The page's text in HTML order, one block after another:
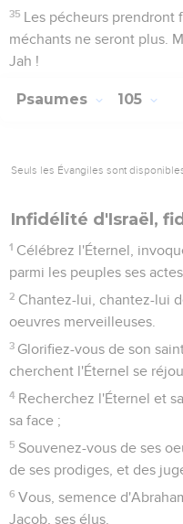
35 Les pécheurs prendront
méchants ne seront plus.
Jah !
Psaumes 105
Seuls les Évangiles sont
Infidélité d'Israël,
1 Célébrez l'Éternel,
parmi les peuples ses
2 Chantez-lui, chantez-lui
oeuvres merveilleuses.
3 Glorifiez-vous de son
cherchent l'Éternel se
4 Recherchez l'Éternel et
sa face ;
5 Souvenez-vous de ses
de ses prodiges, et des
6 Vous, semence
Jacob, ses élus.